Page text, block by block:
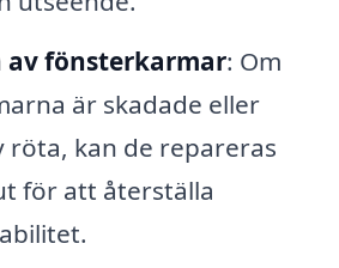
av fönsterkarmar: Om
är skadade eller
röta, kan de repareras
för att återställa